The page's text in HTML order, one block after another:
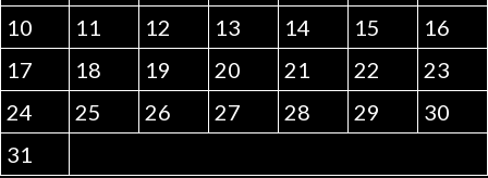
10
11 12 13 14 15
16
17
18 19 20 21 22
23
24
25 26 27 28 29
30
31